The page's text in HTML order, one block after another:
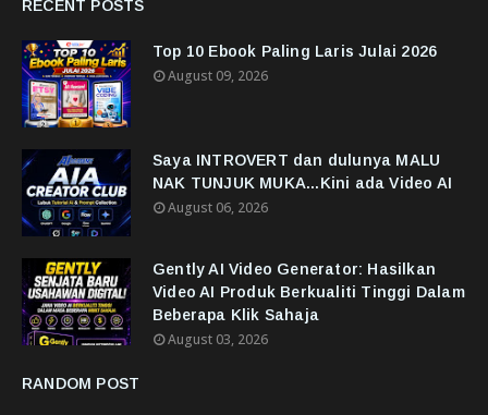
RECENT POSTS
Top 10 Ebook Paling Laris Julai 2026
August 09, 2026
Saya INTROVERT dan dulunya MALU
NAK TUNJUK MUKA...Kini ada Video AI
August 06, 2026
Gently AI Video Generator: Hasilkan
Video AI Produk Berkualiti Tinggi Dalam
Beberapa Klik Sahaja
August 03, 2026
RANDOM POST